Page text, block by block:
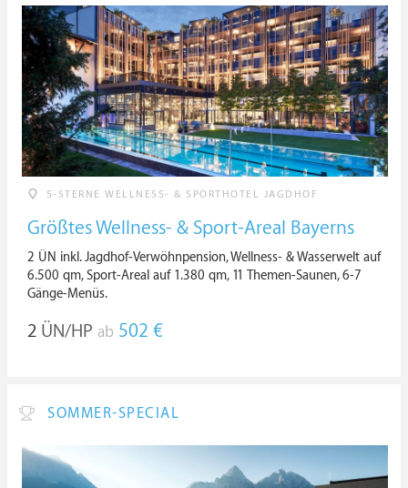
5-STERNE WELLNESS- & SPORTHOTEL JAGDHOF
Größtes Wellness- & Sport-Areal Bayerns
2 ÜN inkl. Jagdhof-Verwöhnpension, Wellness- & Wasserwelt auf
6.500 qm, Sport-Areal auf 1.380 qm, 11 Themen-Saunen, 6-7
Gänge-Menüs.
2 ÜN/HP ab 502 €
SOMMER-SPECIAL